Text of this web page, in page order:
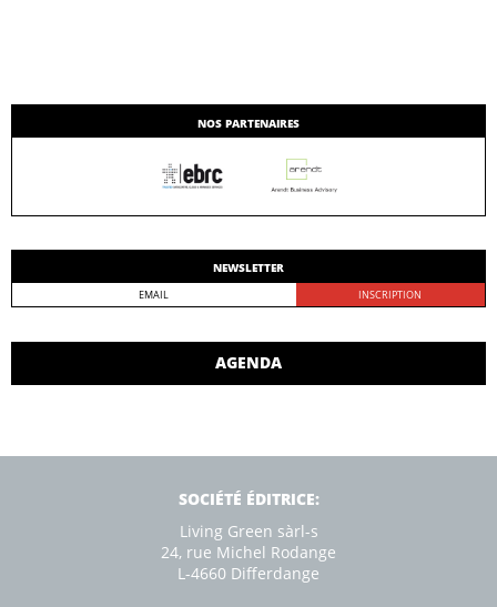
NOS PARTENAIRES
NEWSLETTER
AGENDA
SOCIÉTÉ ÉDITRICE:
Living Green sàrl-s
24, rue Michel Rodange
L-4660 Diﬀerdange